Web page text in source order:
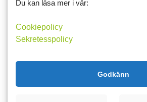
Du kan läsa mer i vår:
Cookiepolicy
Sekretesspolicy
Godkänn